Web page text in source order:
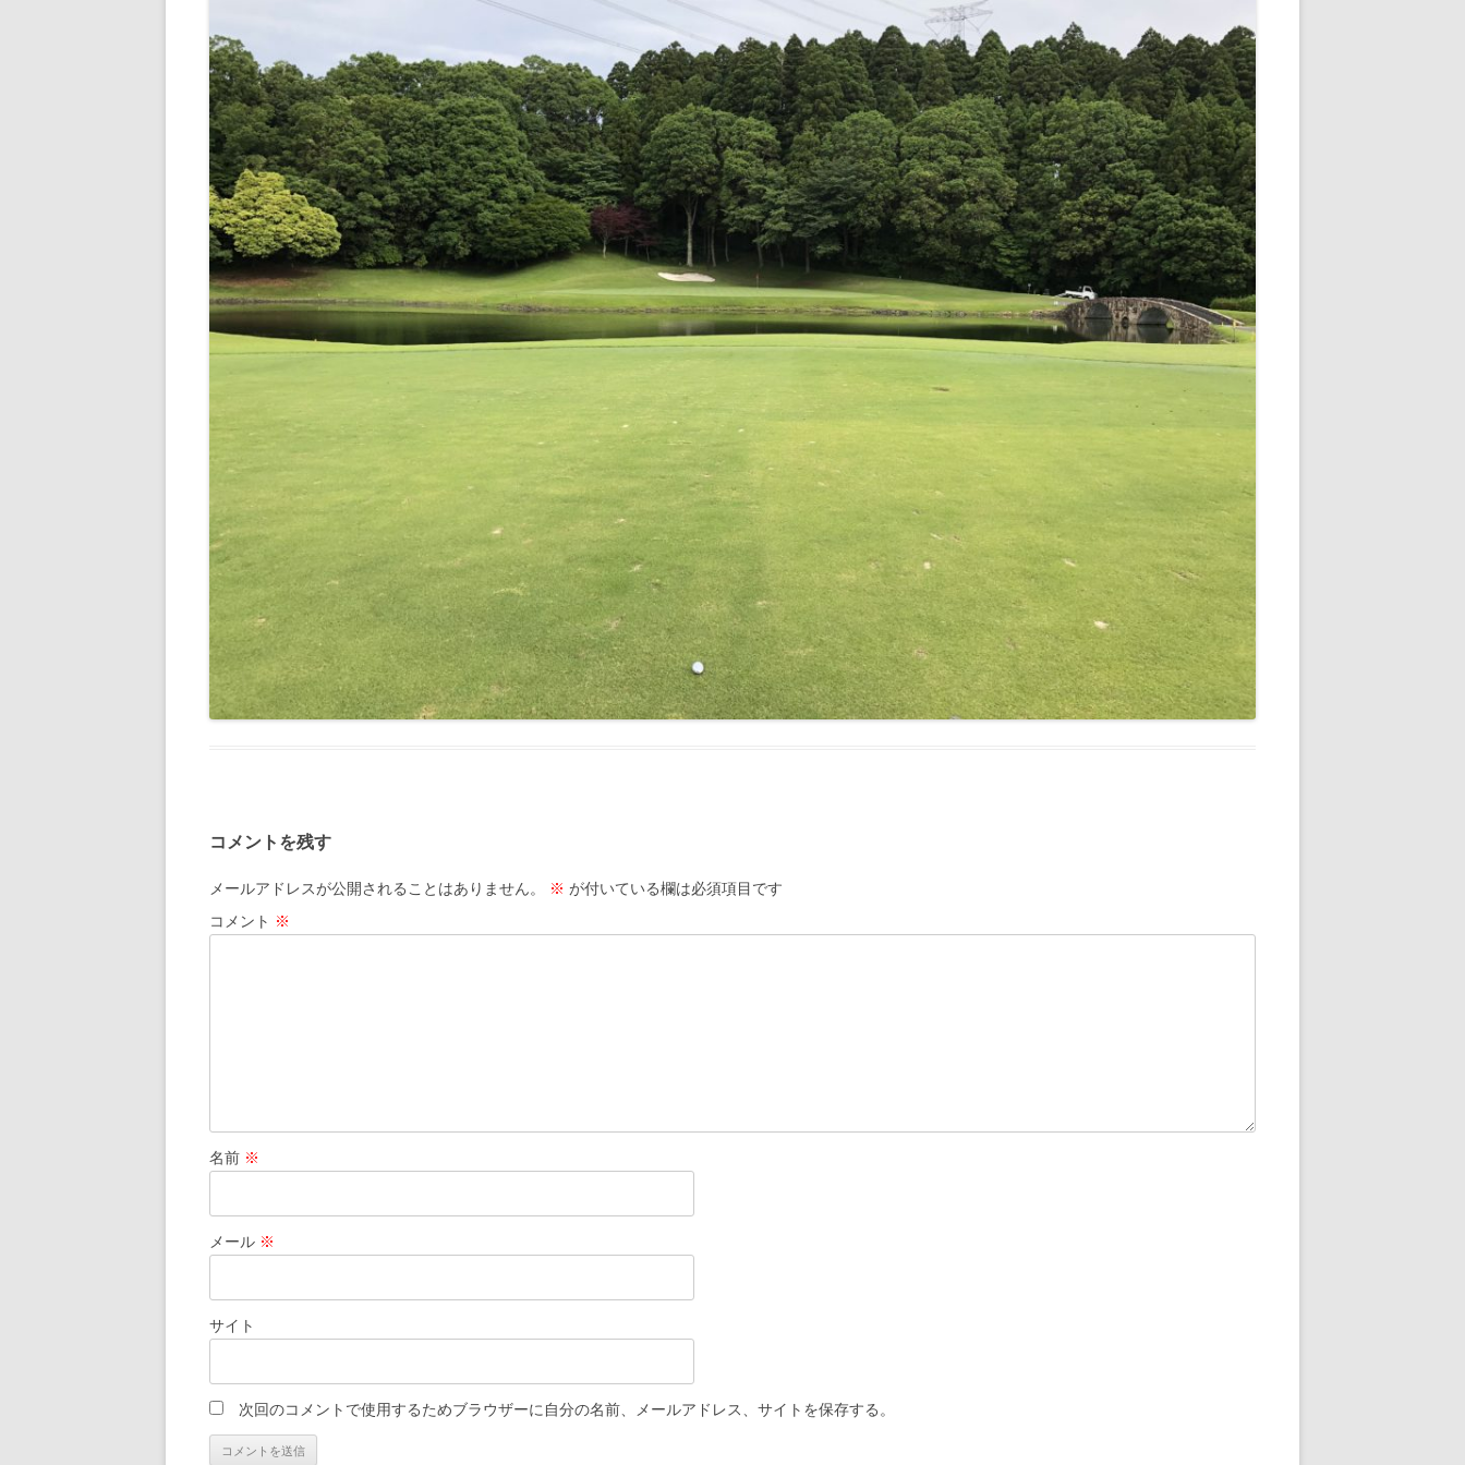
コメントを残す
メールアドレスが公開されることはありません。 ※ が付いている欄は必須項目です
コメント ※
名前 ※
メール ※
サイト
次回のコメントで使用するためブラウザーに自分の名前、メールアドレス、サイトを保存する。